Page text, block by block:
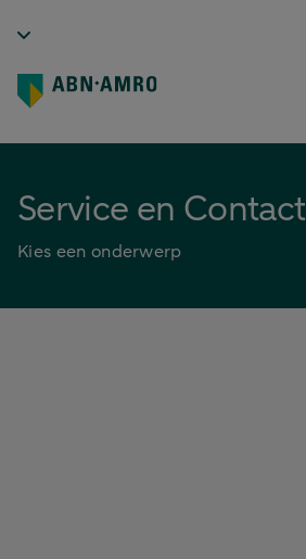
Service en Contact
Kies een onderwerp